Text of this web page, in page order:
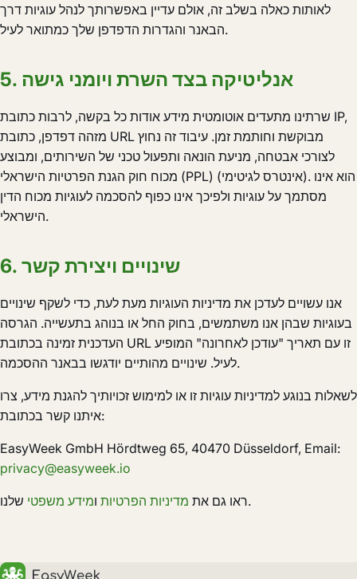
לאותות כאלה בשלב זה, אולם עדיין באפשרותך לנהל עוגיות דרך
הבאנר והגדרות הדפדפן שלך כמתואר לעיל.
5. אנליטיקה בצד השרת ויומני גישה
שרתינו מתעדים אוטומטית מידע אודות כל בקשה, לרבות כתובת IP,
מזהה דפדפן, כתובת URL מבוקשת וחותמת זמן. עיבוד זה נחוץ
לצורכי אבטחה, מניעת הונאה ותפעול טכני של השירותים, ומבוצע
מכוח חוק הגנת הפרטיות הישראלי (PPL) (אינטרס לגיטימי). הוא אינו
מסתמך על עוגיות ולפיכך אינו כפוף להסכמה לעוגיות מכוח הדין
הישראלי.
6. שינויים ויצירת קשר
אנו עשויים לעדכן את מדיניות העוגיות מעת לעת, כדי לשקף שינויים
בעוגיות שבהן אנו משתמשים, בחוק החל או בנוהג בתעשייה. הגרסה
העדכנית זמינה בכתובת URL זו עם תאריך "עודכן לאחרונה" המופיע
לעיל. שינויים מהותיים יודגשו בבאנר ההסכמה.
לשאלות בנוגע למדיניות עוגיות זו או למימוש זכויותיך להגנת מידע, צרו
איתנו קשר בכתובת:
EasyWeek GmbH Hördtweg 65, 40470 Düsseldorf, Email:
privacy@easyweek.io
ראו גם את מדיניות הפרטיות ומידע משפטי שלנו.